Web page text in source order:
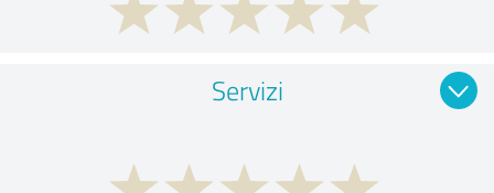
Servizi